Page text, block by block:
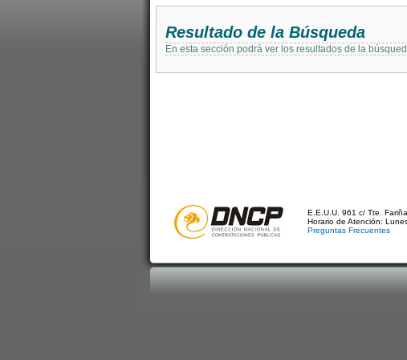
Resultado de la Búsqueda
En esta sección podrá ver los resultados de la
E.E.U.U. 961 c/ Tte.
Horario de Atención:
Preguntas Frecuentes